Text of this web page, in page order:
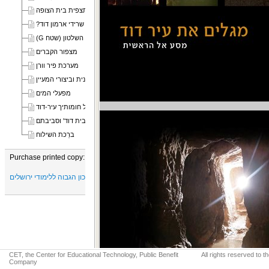
תצפית בית הצופה
מבנה האבן הגדול - שרידי ארמון דוד?
קריית השלטון (שטח G)
מצפור הקברים
מערכת פיר וורן
הברֵכה הכנענית וביצורי המעיין
מפעלי המים
על חומותיך עיר-דוד
'קברי בית דוד' וסביבתם
ברֵכת השילוח
Purchase printed copy:
CET, the Center for Educational Technology, Public Benefit
Company
All rights reserved to